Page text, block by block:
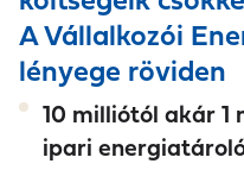
A Vállalkozói
lényege röviden
10 milliótól akár
ipari